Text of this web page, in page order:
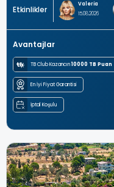
Etkinlikler
Valeria
15.08.2026
Avantajlar
TB Club Kazancın10000 TB Puan
En İyi Fiyat Garantisi
İptal Koşulu